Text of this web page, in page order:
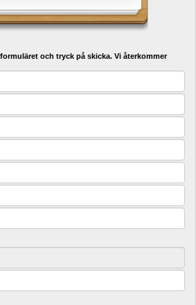
och tryck på skicka. Vi återkommer